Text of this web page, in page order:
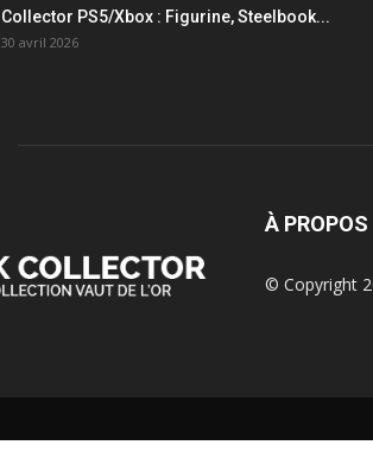
statuettes
Collector PS5/Xbox : Figurine, Steelbook...
30 avril 2026
À PROPOS
© Copyright